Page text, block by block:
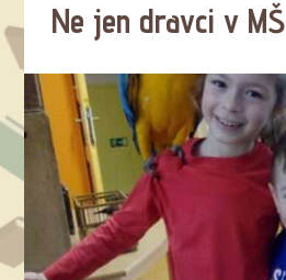
Ne jen dravci v MŠ